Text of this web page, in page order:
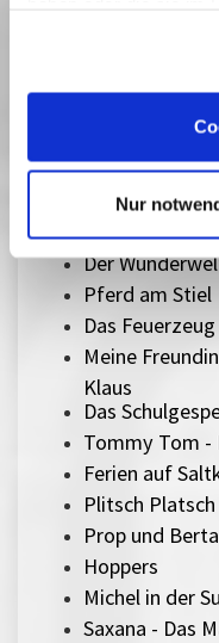
Cookies, wenn Sie
Nur
Zusammen
1-2-3 Corona
Der letzte
Der
Pferd am Stiel
Das Feuerzeug
Meine
Klaus
Das
Tommy Tom -
Ferien auf
Plitsch
Prop und Berta
Hoppers
Michel in der
Saxana - Das